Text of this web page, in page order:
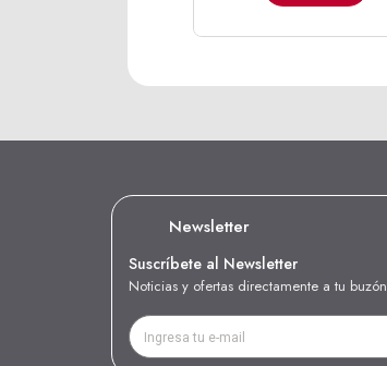
Newsletter
Suscríbete al Newsletter
Noticias y ofertas directamente a tu buzón